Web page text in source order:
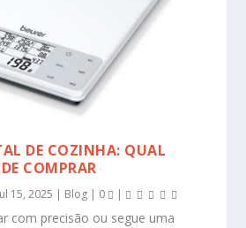
DE COZINHA: QUAL
COMPRAR
15, 2025 | Blog | 0 |
com precisão ou segue uma